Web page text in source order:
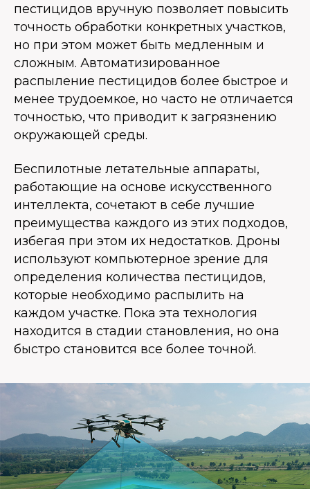
пестицидов вручную позволяет повысить
точность обработки конкретных участков,
но при этом может быть медленным и
сложным. Автоматизированное
распыление пестицидов более быстрое и
менее трудоемкое, но часто не отличается
точностью, что приводит к загрязнению
окружающей среды.
Беспилотные летательные аппараты,
работающие на основе искусственного
интеллекта, сочетают в себе лучшие
преимущества каждого из этих подходов,
избегая при этом их недостатков. Дроны
используют компьютерное зрение для
определения количества пестицидов,
которые необходимо распылить на
каждом участке. Пока эта технология
находится в стадии становления, но она
быстро становится все более точной.